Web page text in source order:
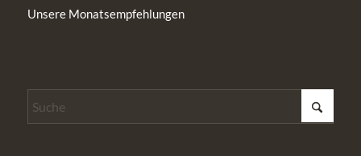
Unsere Monatsempfehlungen